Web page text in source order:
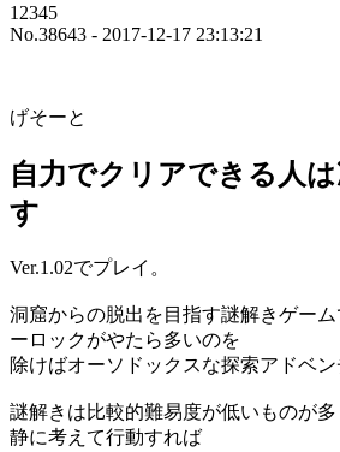
12345
No.38643 - 2017-12-17 23:13:21
げそーと
自力でクリアできる人
す
Ver.1.02でプレイ。
洞窟からの脱出を目指す謎解きゲー
ーロックがやたら多いのを
除けばオーソドックスな探索アドベン
謎解きは比較的難易度が低いものが
静に考えて行動すれば